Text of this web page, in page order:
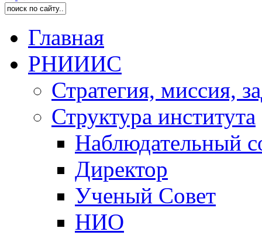
Главная
РНИИИС
Стратегия, миссия,
Структура института
Наблюдательный
Директор
Ученый Совет
НИО